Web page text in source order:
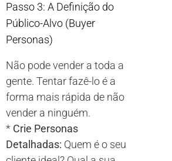
Passo 3: A Definição do
Público-Alvo (Buyer
Personas)
Não pode vender a toda a
gente. Tentar fazê-lo é a
forma mais rápida de não
vender a ninguém.
* Crie Personas
Detalhadas: Quem é o seu